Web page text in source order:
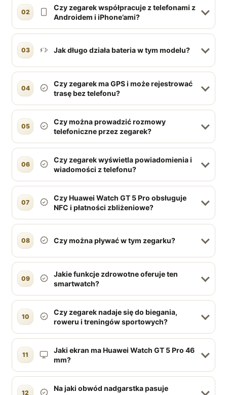
02
Czy zegarek współpracuje z telefonami z
Androidem i iPhone’ami?
03 Jak długo działa bateria w tym modelu?
04
Czy zegarek ma GPS i może rejestrować
trasę bez telefonu?
05
Czy można prowadzić rozmowy
telefoniczne przez zegarek?
06
Czy zegarek wyświetla powiadomienia i
wiadomości z telefonu?
07
Czy Huawei Watch GT 5 Pro obsługuje
NFC i płatności zbliżeniowe?
08 Czy można pływać w tym zegarku?
09
Jakie funkcje zdrowotne oferuje ten
smartwatch?
10
Czy zegarek nadaje się do biegania,
roweru i treningów sportowych?
11
Jaki ekran ma Huawei Watch GT 5 Pro 46
mm?
12
Na jaki obwód nadgarstka pasuje